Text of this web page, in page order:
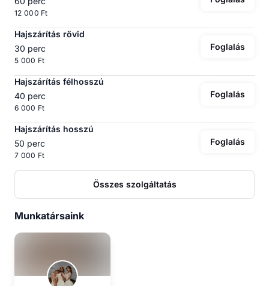
12 000 Ft
Hajszárítás rövid
30 perc
5 000 Ft
Foglalás
Hajszárítás félhosszú
40 perc
6 000 Ft
Foglalás
Hajszárítás hosszú
50 perc
7 000 Ft
Foglalás
Összes szolgáltatás
Munkatársaink